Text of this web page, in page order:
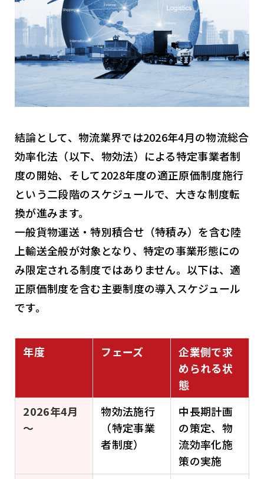
結論として、物流業界では2026年4月の物流総合
効率化法（以下、物効法）による特定事業者制
度の開始、そして2028年度の適正原価制度施行
という二段階のスケジュールで、大きな制度転
換が進みます。
一般貨物運送・特別積合せ（特積み）を含む陸
上輸送全般が対象となり、特定の事業形態にの
み限定される制度ではありません。以下は、適
正原価制度を含む主要制度の導入スケジュール
です。
年度 フェーズ
企業側で求
められる状
態
2026年4月
～
物効法施行
（特定事業
者制度）
中長期計画
の策定、物
流効率化施
策の実施